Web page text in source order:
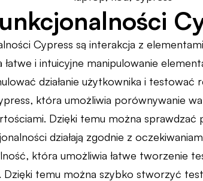
Cypress są interakcja z
i intuicyjne manipulowanie
działanie użytkownika i testować
która umożliwia porównywanie
Dzięki temu można sprawdzać
działają zgodnie z
która umożliwia łatwe tworzenie
Dzięki temu można szybko stworzyć